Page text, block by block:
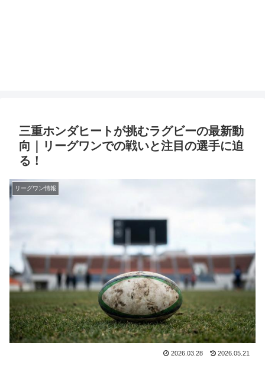
三重ホンダヒートが挑むラグビーの最新動
向｜リーグワンでの戦いと注目の選手に迫
る！
リーグワン情報
2026.03.28 2026.05.21